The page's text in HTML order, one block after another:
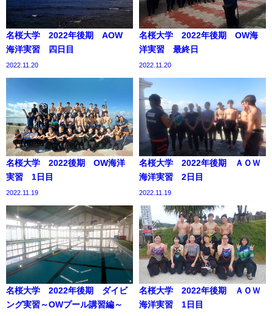
名桜大学 2022年後期 AOW
海洋実習 四日目
2022.11.20
名桜大学 2022年後期 OW海
洋実習 最終日
2022.11.20
名桜大学 2022後期 OW海洋
実習 1日目
2022.11.19
名桜大学 2022年後期 ＡＯＷ
海洋実習 2日目
2022.11.19
名桜大学 2022年後期 ダイビ
ング実習～OWプール講習編～
名桜大学 2022年後期 ＡＯＷ
海洋実習 1日目